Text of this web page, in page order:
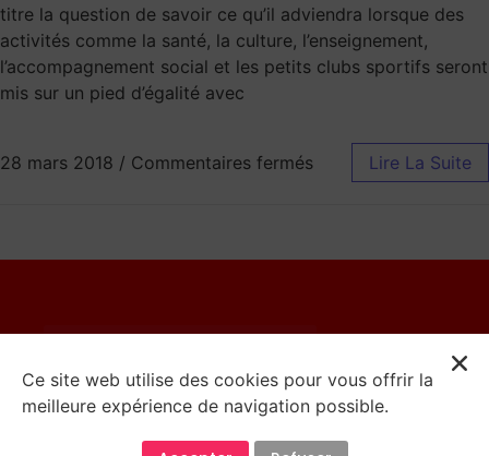
titre la question de savoir ce qu’il adviendra lorsque des
activités comme la santé, la culture, l’enseignement,
l’accompagnement social et les petits clubs sportifs seront
mis sur un pied d’égalité avec
28 mars 2018 / Commentaires fermés Lire La Suite
Mentions Légales
Ce site web utilise des cookies pour vous offrir la
meilleure expérience de navigation possible.